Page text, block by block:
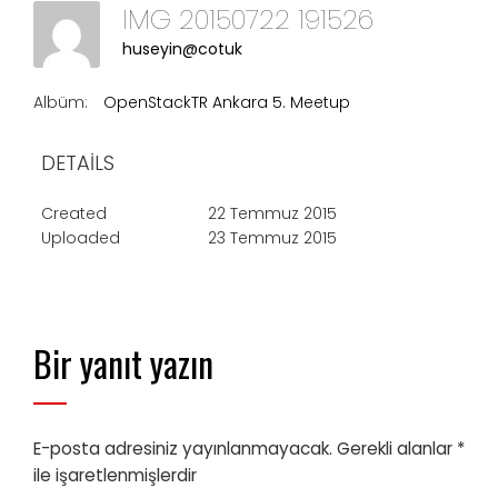
IMG 20150722 191526
huseyin@cotuk
Albüm: OpenStackTR Ankara 5. Meetup
DETAILS
Created
22 Temmuz 2015
Uploaded
23 Temmuz 2015
Bir yanıt yazın
E-posta adresiniz yayınlanmayacak. Gerekli alanlar *
ile işaretlenmişlerdir